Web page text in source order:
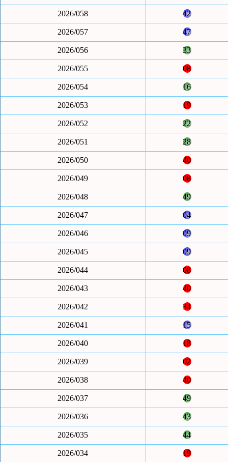
2026/058 42
2026/057 47
2026/056 33
2026/055 08
2026/054 16
2026/053 19
2026/052 22
2026/051 28
2026/050 40
2026/049 08
2026/048 49
2026/047 04
2026/046 09
2026/045 09
2026/044 08
2026/043 40
2026/042 34
2026/041 15
2026/040 18
2026/039 02
2026/038 40
2026/037 49
2026/036 43
2026/035 44
2026/034 19